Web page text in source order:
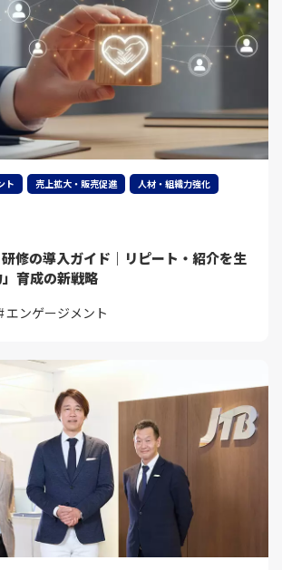
ト 売上拡大・販売促進
人材・組織力強化
修の導入ガイド｜リピート・紹介を生
育成の新戦略
エンゲージメント